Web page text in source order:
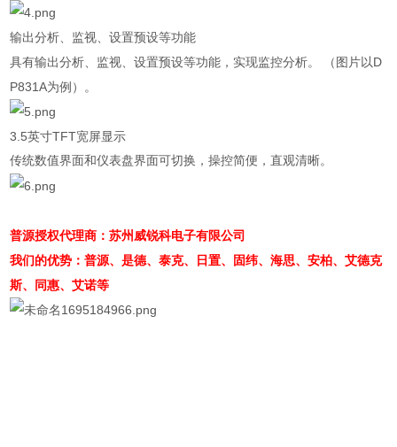
输出分析、监视、设置预设等功能
具有输出分析、监视、设置预设等功能，实现监控分析。 （图片以D
P831A为例）。
3.5英寸TFT宽屏显示
传统数值界面和仪表盘界面可切换，操控简便，直观清晰。
普源授权代理商：苏州威锐科电子有限公司
我们的优势：普源、是德、泰克、日置、固纬、海思、安柏、艾德克
斯、同惠、艾诺等